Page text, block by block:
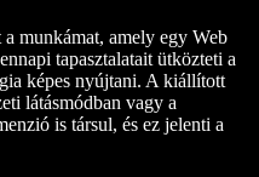
munkámat, amely egy Web
tapasztalatait ütközteti a
képes nyújtani. A kiállított
látásmódban vagy a
is társul, és ez jelenti a